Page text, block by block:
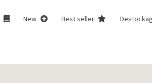
New Best seller